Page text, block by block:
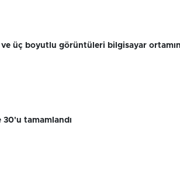
üç boyutlu görüntüleri bilgisayar
30'u tamamlandı